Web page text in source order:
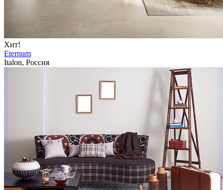
Хит!
Eternum
Italon, Россия